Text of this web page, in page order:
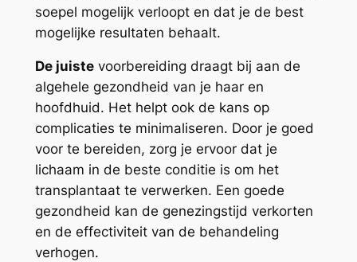
soepel mogelijk verloopt en dat je de best
mogelijke resultaten behaalt.
De juistevoorbereiding draagt bij aan de
algehele gezondheid van je haar en
hoofdhuid. Het helpt ook de kans op
complicaties te minimaliseren. Door je goed
voor te bereiden, zorg je ervoor dat je
lichaam in de beste conditie is om het
transplantaat te verwerken. Een goede
gezondheid kan de genezingstijd verkorten
en de effectiviteit van de behandeling
verhogen.